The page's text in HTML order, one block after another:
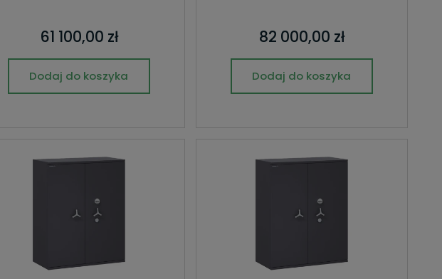
61 100,00 zł
Dodaj do koszyka
82 000,00 zł
Dodaj do koszyka